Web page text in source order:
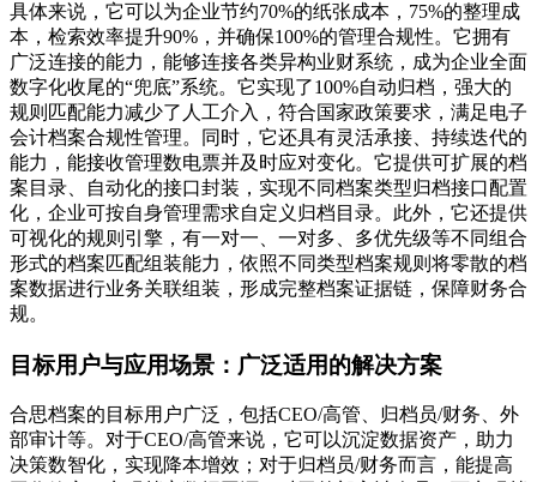
具体来说，它可以为企业节约70%的纸张成本，75%的整理成
本，检索效率提升90%，并确保100%的管理合规性。它拥有
广泛连接的能力，能够连接各类异构业财系统，成为企业全面
数字化收尾的“兜底”系统。它实现了100%自动归档，强大的
规则匹配能力减少了人工介入，符合国家政策要求，满足电子
会计档案合规性管理。同时，它还具有灵活承接、持续迭代的
能力，能接收管理数电票并及时应对变化。它提供可扩展的档
案目录、自动化的接口封装，实现不同档案类型归档接口配置
化，企业可按自身管理需求自定义归档目录。此外，它还提供
可视化的规则引擎，有一对一、一对多、多优先级等不同组合
形式的档案匹配组装能力，依照不同类型档案规则将零散的档
案数据进行业务关联组装，形成完整档案证据链，保障财务合
规。
目标用户与应用场景：广泛适用的解决方案
合思档案的目标用户广泛，包括CEO/高管、归档员/财务、外
部审计等。对于CEO/高管来说，它可以沉淀数据资产，助力
决策数智化，实现降本增效；对于归档员/财务而言，能提高